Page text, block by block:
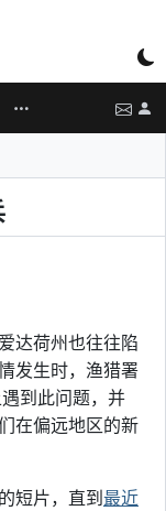
达荷州也往往陷
发生时，渔猎署
到此问题，并
在偏远地区的新
短片，直到最近